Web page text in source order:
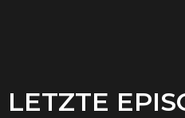
LETZTE